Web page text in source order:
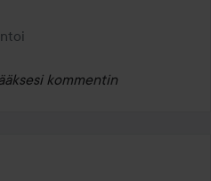
kommentin